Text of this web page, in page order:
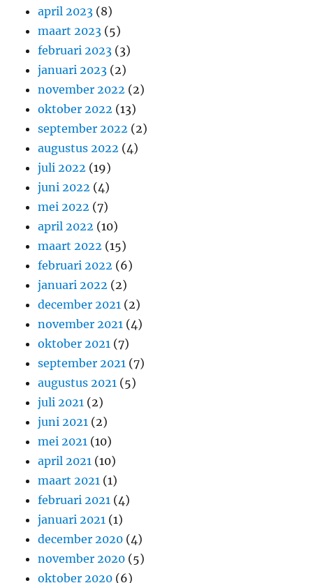
april 2023 (8)
maart 2023 (5)
februari 2023 (3)
januari 2023 (2)
november 2022 (2)
oktober 2022 (13)
september 2022 (2)
augustus 2022 (4)
juli 2022 (19)
juni 2022 (4)
mei 2022 (7)
april 2022 (10)
maart 2022 (15)
februari 2022 (6)
januari 2022 (2)
december 2021 (2)
november 2021 (4)
oktober 2021 (7)
september 2021 (7)
augustus 2021 (5)
juli 2021 (2)
juni 2021 (2)
mei 2021 (10)
april 2021 (10)
maart 2021 (1)
februari 2021 (4)
januari 2021 (1)
december 2020 (4)
november 2020 (5)
oktober 2020 (6)